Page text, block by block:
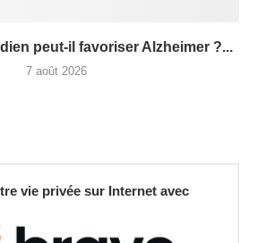
peut-il favoriser Alzheimer ?...
7 août 2026
vie privée sur Internet avec